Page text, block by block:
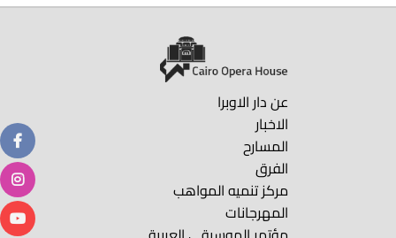
عن دار الاوبرا
الاخبار
المسارح
الفرق
مركز تنميه المواهب
المهرجانات